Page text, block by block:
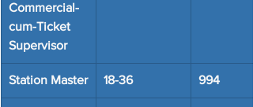
Commercial-
cum-Ticket
Supervisor
Station Master 18-36 994